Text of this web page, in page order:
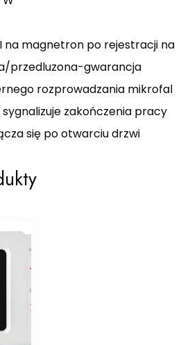
na magnetron po rejestracji na
przedluzona-gwarancja
rozprowadzania mikrofal
sygnalizuje zakończenia pracy
się po otwarciu drzwi